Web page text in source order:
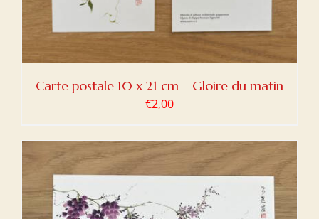
Carte postale 10 x 21 cm – Gloire du matin
€2,00